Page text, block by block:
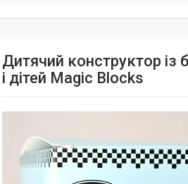
Дитячий конструктор із
і дітей Magic Blocks